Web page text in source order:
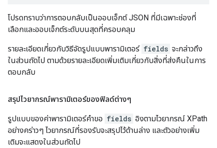
โปรดทราบว่าการตอบกลับเป็นออบเจ็กต์ JSON ที่มีเฉพาะช่องที่
เลือกและออบเจ็กต์ระดับบนสุดที่ครอบคลุม
รายละเอียดเกี่ยวกับวิธีจัดรูปแบบพารามิเตอร์ fields จะกล่าวถึง
ในส่วนถัดไป ตามด้วยรายละเอียดเพิ่มเติมเกี่ยวกับสิ่งที่ส่งคืนในการ
ตอบกลับ
สรุปไวยากรณ์พารามิเตอร์ของฟิลด์ต่างๆ
รูปแบบของค่าพารามิเตอร์คำขอ fields อิงตามไวยากรณ์ XPath
อย่างคร่าวๆ ไวยากรณ์ที่รองรับจะสรุปไว้ด้านล่าง และตัวอย่างเพิ่ม
เติมจะแสดงในส่วนถัดไป